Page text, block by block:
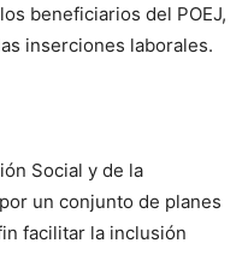
beneficiarios del POEJ,
inserciones laborales.
Social y de la
un conjunto de planes
facilitar la inclusión